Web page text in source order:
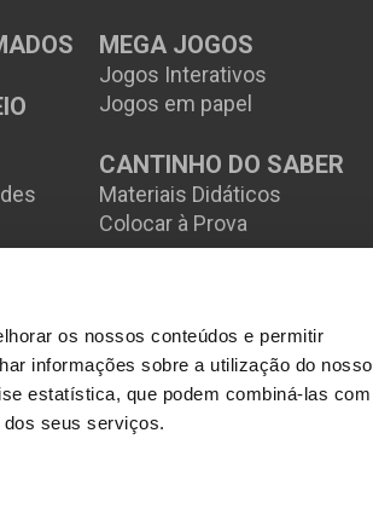
os nossos conteúdos e permitir
informações sobre a utilização do nosso
estatística, que podem combiná-las com
seus serviços.
MEGA JOGOS
Jogos Interativos
Jogos em papel
CANTINHO DO SABER
Materiais Didáticos
Colocar à Prova